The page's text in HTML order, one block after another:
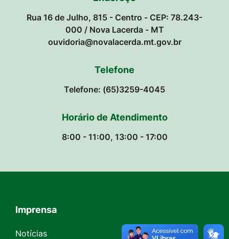
Rua 16 de Julho, 815 - Centro - CEP: 78.243-
000 / Nova Lacerda - MT
ouvidoria@novalacerda.mt.gov.br
Telefone
Telefone: (65)3259-4045
Horário de Atendimento
8:00 - 11:00, 13:00 - 17:00
Seção do Rodapé e Contato
Imprensa
Notícias